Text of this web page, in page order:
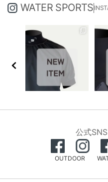
WATER SPORTS
公式
OUTDOOR